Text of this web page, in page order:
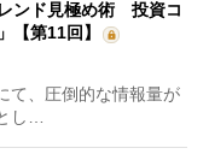
ンド見極め術 投資コ
【第11回】
て、圧倒的な情報量が
し…